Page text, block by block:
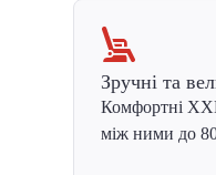
Зручні та
Комфортні
між ними до